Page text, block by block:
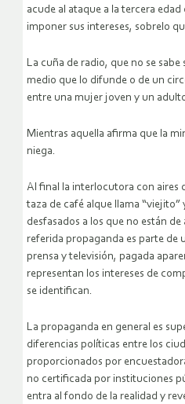
acude al ataque a la tercera
imponer sus intereses, sobrelo
La cuña de radio, que no se sabe
medio que lo difunde o de un
entre una mujer joven y un
Mientras aquella afirma que la
niega.
Al final la interlocutora con aires
taza de café alque llama
desfasados a los que no están
referida propaganda es parte de
prensa y televisión, pagada
representan los intereses de
se identifican.
La propaganda en general es
diferencias políticas entre los
proporcionados por
no certificada por instituciones
entra al fondo de la realidad y